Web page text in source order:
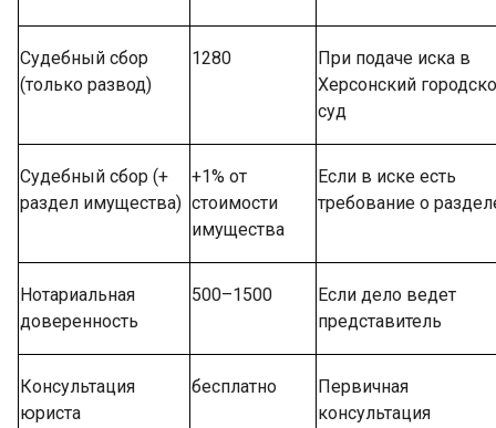
Судебный сбор
(только развод)
1280
При подаче иска в
Херсонский
суд
Судебный сбор (+
раздел имущества)
+1% от
стоимости
имущества
Если в иске есть
требование о
Нотариальная
доверенность
500–1500
Если дело ведет
представитель
Консультация
юриста
бесплатно
Первичная
консультация